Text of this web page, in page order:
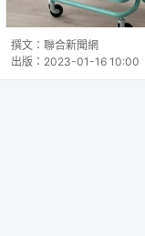
撰文： 聯合新聞網
出版： 2023-01-16 10:00